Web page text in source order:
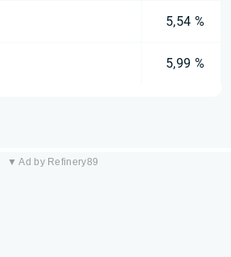
5,54 %
5,99 %
▼ Ad by Refinery89